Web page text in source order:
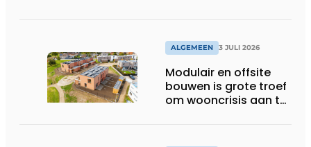
ALGEMEEN 3 JULI 2026
Modulair en offsite
bouwen is grote troef
om wooncrisis aan te